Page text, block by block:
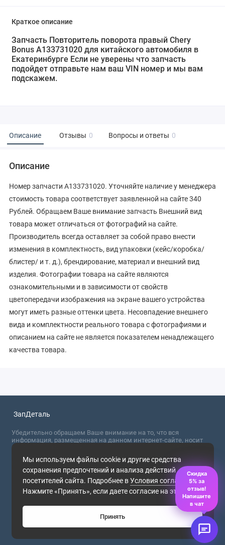
Краткое описание
Запчасть Повторитель поворота правый Chery
Bonus A133731020 для китайского автомобиля в
Екатеринбурге Если не уверены что запчасть
подойдет отправьте нам ваш VIN номер и мы вам
подскажем.
Описание Отзывы 0 Вопросы и ответы 0
Описание
Номер запчасти A133731020. Уточняйте наличие у менеджера
стоимость товара соответствует заявленной на сайте 340
Рублей. Обращаем Ваше внимание запчасть Внешний вид
товара может отличаться от фотографий на сайте.
Производитель всегда оставляет за собой право внести
изменения в комплектность, вид упаковки (кейс/коробка/
блистер/ и т. д.), брендирование, материал и внешний вид
изделия. Фотографии товара на сайте являются
ознакомительными и в зависимости от свойств
цветопередачи изображения на экране вашего устройства
могут иметь разные оттенки цвета. Несовпадение внешнего
вида и комплектности реального товара с фотографиями и
описанием на сайте не является показателем ненадлежащего
качества товара.
Мы используем файлы cookie и другие средства
сохранения предпочтений и анализа действий
посетителей сайта. Подробнее вУсловия соглашения.
Нажмите «Принять», если даете согласие на это.
Принять
ЗапДеталь
Убедительно обращаем Ваше внимание на то, что вся
информация, размещенная на данном интернет-сайте, носит
сугубо информационный характер и не являются публичной
офертой, определяемой положениями Статьи 437 (2) ГК РФ. Для
получения точной информации о стоимости товаров,
пожалуйста, обращайтесь в ближайший офис продаж.
2026
Скидка
5% за
отзыв!
Напишите
в чат